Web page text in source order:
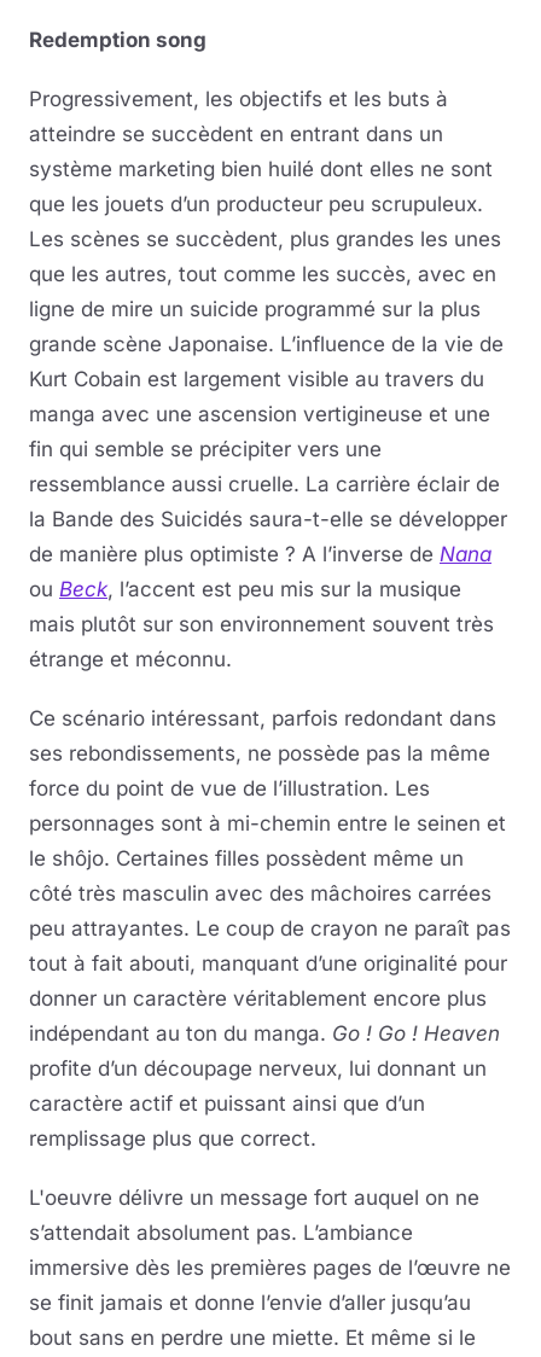
Redemption song
Progressivement, les objectifs et les buts à
atteindre se succèdent en entrant dans un
système marketing bien huilé dont elles ne sont
que les jouets d’un producteur peu scrupuleux.
Les scènes se succèdent, plus grandes les unes
que les autres, tout comme les succès, avec en
ligne de mire un suicide programmé sur la plus
grande scène Japonaise. L’influence de la vie de
Kurt Cobain est largement visible au travers du
manga avec une ascension vertigineuse et une
fin qui semble se précipiter vers une
ressemblance aussi cruelle. La carrière éclair de
la Bande des Suicidés saura-t-elle se développer
de manière plus optimiste ? A l’inverse de Nana
ou Beck, l’accent est peu mis sur la musique
mais plutôt sur son environnement souvent très
étrange et méconnu.
Ce scénario intéressant, parfois redondant dans
ses rebondissements, ne possède pas la même
force du point de vue de l’illustration. Les
personnages sont à mi-chemin entre le seinen et
le shôjo. Certaines filles possèdent même un
côté très masculin avec des mâchoires carrées
peu attrayantes. Le coup de crayon ne paraît pas
tout à fait abouti, manquant d’une originalité pour
donner un caractère véritablement encore plus
indépendant au ton du manga. Go ! Go ! Heaven
profite d’un découpage nerveux, lui donnant un
caractère actif et puissant ainsi que d’un
remplissage plus que correct.
L'oeuvre délivre un message fort auquel on ne
s’attendait absolument pas. L’ambiance
immersive dès les premières pages de l’œuvre ne
se finit jamais et donne l’envie d’aller jusqu’au
bout sans en perdre une miette. Et même si le